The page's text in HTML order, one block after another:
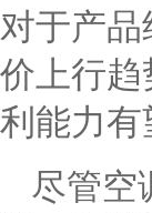
对于产
价上行
利能力有
尽管空